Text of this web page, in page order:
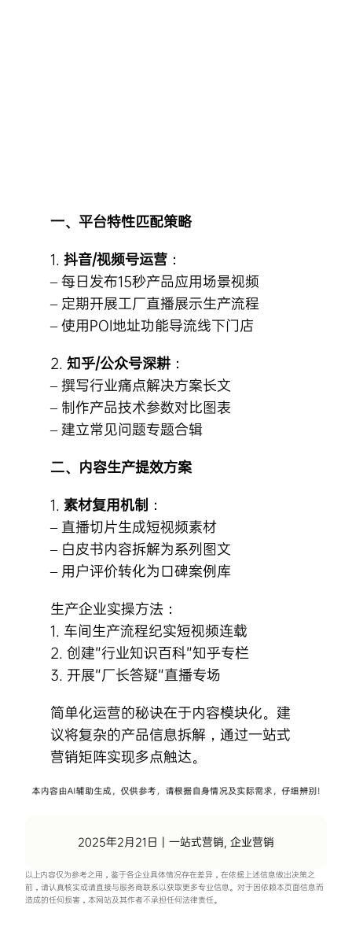
一、平台特性匹配策略
1. 抖音/视频号运营：
– 每日发布15秒产品应用场景视频
– 定期开展工厂直播展示生产流程
– 使用POI地址功能导流线下门店
2. 知乎/公众号深耕：
– 撰写行业痛点解决方案长文
– 制作产品技术参数对比图表
– 建立常见问题专题合辑
二、内容生产提效方案
1. 素材复用机制 ：
– 直播切片生成短视频素材
– 白皮书内容拆解为系列图文
– 用户评价转化为口碑案例库
生产企业实操方法：
1. 车间生产流程纪实短视频连载
2. 创建”行业知识百科”知乎专栏
3. 开展”厂长答疑”直播专场
简单化运营的秘诀在于内容模块化。建
议将复杂的产品信息拆解，通过一站式
营销矩阵实现多点触达。
2025年2月21日 一站式营销, 企业营销
以上内容仅为参考之用，鉴于各企业具体情况存在差异，在依据上述信息做出决策之
前，请认真核实或请直接与服务商联系以获取更多专业信息。对于因依赖本页面信息而
造成的任何损害，本网站及其作者不承担任何法律责任。